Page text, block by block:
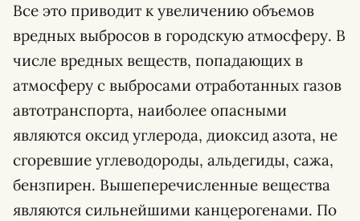
Все это приводит к увеличению объемов
вредных выбросов в городскую атмосферу. В
числе вредных веществ, попадающих в
атмосферу с выбросами отработанных газов
автотранспорта, наиболее опасными
являются оксид углерода, диоксид азота, не
сгоревшие углеводороды, альдегиды, сажа,
бензпирен. Вышеперечисленные вещества
являются сильнейшими канцерогенами. По